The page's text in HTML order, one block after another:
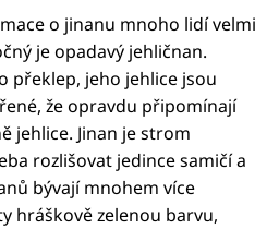
o jinanu mnoho lidí velmi
je opadavý jehličnan.
překlep, jeho jehlice jsou
že opravdu připomínají
jehlice. Jinan je strom
rozlišovat jedince samičí a
bývají mnohem více
hráškově zelenou barvu,